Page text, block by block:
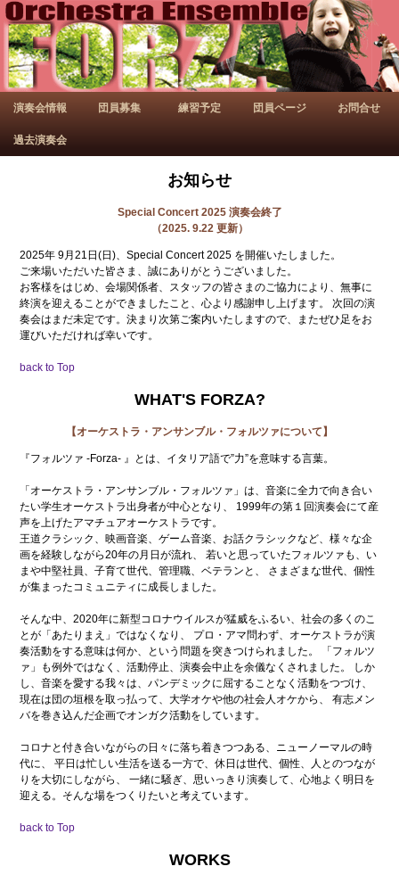
演奏会情報 団員募集 練習予定 団員ページ お問合せ
過去演奏会
お知らせ
Special Concert 2025 演奏会終了
（2025. 9.22 更新）
2025年 9月21日(日)、Special Concert 2025 を開催いたしました。
ご来場いただいた皆さま、誠にありがとうございました。
お客様をはじめ、会場関係者、スタッフの皆さまのご協力により、無事に
終演を迎えることができましたこと、心より感謝申し上げます。 次回の演
奏会はまだ未定です。決まり次第ご案内いたしますので、またぜひ足をお
運びいただければ幸いです。
back to Top
WHAT'S FORZA?
【オーケストラ・アンサンブル・フォルツァについて】
『フォルツァ -Forza- 』とは、イタリア語で”力”を意味する言葉。
「オーケストラ・アンサンブル・フォルツァ」は、音楽に全力で向き合い
たい学生オーケストラ出身者が中心となり、 1999年の第１回演奏会にて産
声を上げたアマチュアオーケストラです。
王道クラシック、映画音楽、ゲーム音楽、お話クラシックなど、様々な企
画を経験しながら20年の月日が流れ、 若いと思っていたフォルツァも、い
まや中堅社員、子育て世代、管理職、ベテランと、 さまざまな世代、個性
が集まったコミュニティに成長しました。
そんな中、2020年に新型コロナウイルスが猛威をふるい、社会の多くのこ
とが「あたりまえ」ではなくなり、 プロ・アマ問わず、オーケストラが演
奏活動をする意味は何か、という問題を突きつけられました。 「フォルツ
ァ」も例外ではなく、活動停止、演奏会中止を余儀なくされました。 しか
し、音楽を愛する我々は、パンデミックに屈することなく活動をつづけ、
現在は団の垣根を取っ払って、大学オケや他の社会人オケから、 有志メン
バを巻き込んだ企画でオンガク活動をしています。
コロナと付き合いながらの日々に落ち着きつつある、ニューノーマルの時
代に、 平日は忙しい生活を送る一方で、休日は世代、個性、人とのつなが
りを大切にしながら、 一緒に騒ぎ、思いっきり演奏して、心地よく明日を
迎える。そんな場をつくりたいと考えています。
back to Top
WORKS